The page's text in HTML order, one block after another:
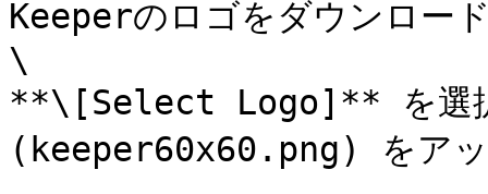
Keeperのロゴをダウンロー
\
**\[Select Logo]** を選択
(keeper60x60.png) をアッ